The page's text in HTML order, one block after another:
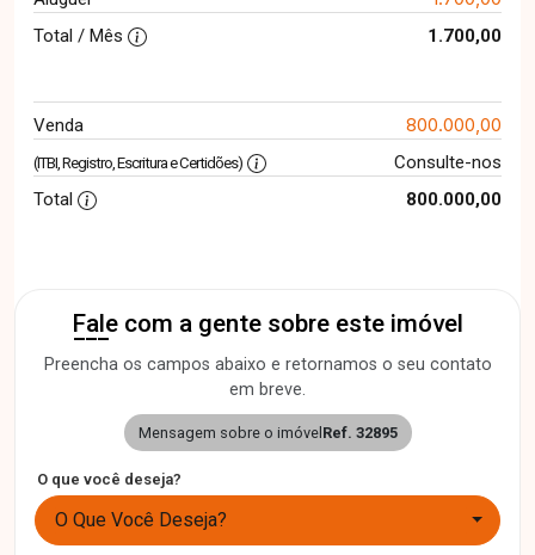
Total / Mês 1.700,00
Venda 800.000,00
(ITBI, Registro, Escritura e Certidões)
Consulte-nos
Total
800.000,00
Fale com a gente sobre este imóvel
Preencha os campos abaixo e retornamos o seu contato
em breve.
Mensagem sobre o imóvelRef. 32895
O que você deseja?
O Que Você Deseja?